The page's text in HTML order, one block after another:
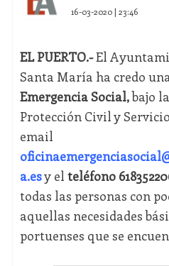
16-03-2020 | 23:46
EL PUERTO.-El
Santa María ha credo
Emergencia Social,bajo
Protección Civil y
email
a.esy el teléfono
todas las personas con
aquellas necesidades
portuenses que se